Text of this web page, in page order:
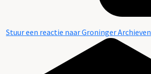
Stuur een reactie naar Groninger Archieven